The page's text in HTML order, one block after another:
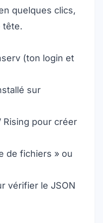
quelques clics,
tête.
(ton login et
sur
Rising pour créer
de fichiers » ou
vérifier le JSON